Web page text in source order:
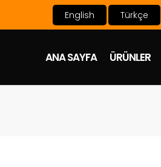
English Türkçe
ANA SAYFA ÜRÜNLER